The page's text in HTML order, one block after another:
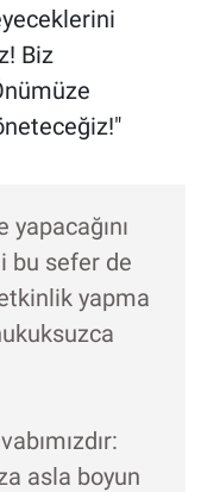
Biz
bu sefer de
yapma
asla boyun